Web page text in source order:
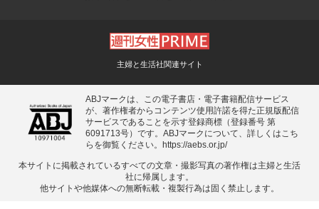
主婦と生活社関連サイト
ABJマークは、この電子書店・電子書籍配信サービス
が、著作権者からコンテンツ使用許諾を得た正規版配信
サービスであることを示す登録商標（登録番号 第
6091713号）です。ABJマークについて、詳しくはこち
らを御覧ください。
https://aebs.or.jp/
本サイトに掲載されているすべての⽂章・撮影写真の著作権は主婦と⽣活
社に帰属します。
他サイトや他媒体への無断転載・複製⾏為は固く禁⽌します。